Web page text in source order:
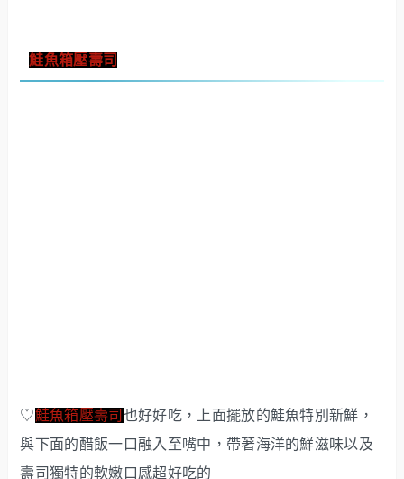
鮭魚箱壓壽司
♡鮭魚箱壓壽司 也好好吃，上面擺放的鮭魚特別新鮮，
與下面的醋飯一口融入至嘴中，帶著海洋的鮮滋味以及
壽司獨特的軟嫩口感超好吃的